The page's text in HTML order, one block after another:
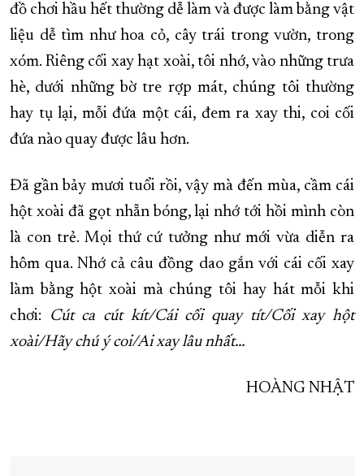
đồ chơi hầu hết thường dễ làm và được làm bằng vật
liệu dễ tìm như hoa cỏ, cây trái trong vườn, trong
xóm. Riêng cối xay hạt xoài, tôi nhớ, vào những trưa
hè, dưới những bờ tre rợp mát, chúng tôi thường
hay tụ lại, mỗi đứa một cái, đem ra xay thi, coi cối
đứa nào quay được lâu hơn.
Đã gần bảy mươi tuổi rồi, vậy mà đến mùa, cầm cái
hột xoài đã gọt nhẵn bóng, lại nhớ tới hồi mình còn
là con trẻ. Mọi thứ cứ tưởng như mới vừa diễn ra
hôm qua. Nhớ cả câu đồng dao gắn với cái cối xay
làm bằng hột xoài mà chúng tôi hay hát mỗi khi
chơi:
Cút ca cút kít/Cái cối quay tít/Cối xay hột
xoài/Hãy chú ý coi/Ai xay lâu nhất…
HOÀNG NHẬT